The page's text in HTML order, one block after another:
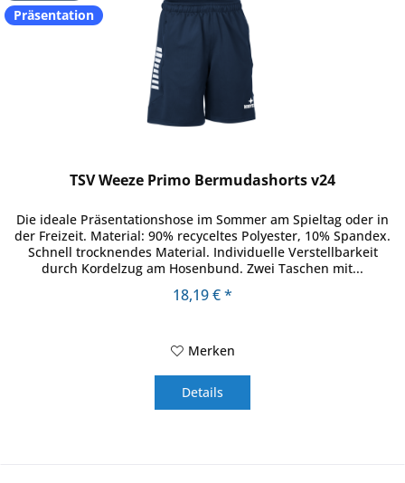
Präsentation
TSV Weeze Primo Bermudashorts v24
Die ideale Präsentationshose im Sommer am Spieltag oder in
der Freizeit. Material: 90% recyceltes Polyester, 10% Spandex.
Schnell trocknendes Material. Individuelle Verstellbarkeit
durch Kordelzug am Hosenbund. Zwei Taschen mit...
18,19 € *
Merken
Details